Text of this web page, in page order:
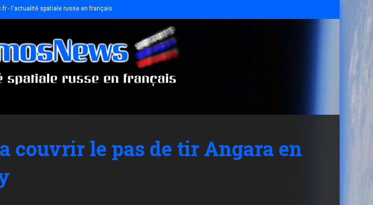
- l'actualité spatiale russe en français
couvrir le pas de tir Angara en